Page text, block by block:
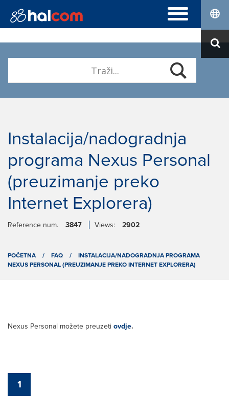
ČESTO POSTAVLJENA PITANJA
Hal E-Bank Corporate
Obnova
Instalacija Nexus Personal
O NAMA
Instalacija/nadogradnja
programa Nexus Personal
(preuzimanje preko
Internet Explorera)
Reference num. 3847 Views: 2902
POČETNA / FAQ /
INSTALACIJA/NADOGRADNJA PROGRAMA
NEXUS PERSONAL (PREUZIMANJE PREKO INTERNET EXPLORERA)
Nexus Personal možete preuzeti ovdje.
1